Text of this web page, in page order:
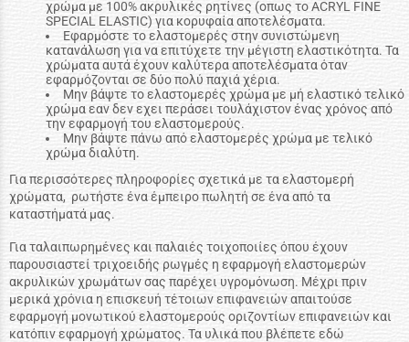
χρώμα με 100% ακρυλικές ρητίνες (οπως το ACRYL FINE
SPECIAL ELASTIC) για κορυφαία αποτελέσματα.
Εφαρμόστε το ελαστομερές στην συνιστώμενη
κατανάλωση για να επιτύχετε την μέγιστη ελαστικότητα. Τα
χρώματα αυτά έχουν καλύτερα αποτελέσματα όταν
εφαρμόζονται σε δύο πολύ παχιά χέρια.
Μην βάψτε το ελαστομερές χρώμα με μή ελαστικό τελικό
χρώμα εαν δεν εχει περάσει τουλάχιστον ένας χρόνος από
την εφαρμογή του ελαστομερούς.
Μην βάψτε πάνω από ελαστομερές χρώμα με τελικό
χρώμα διαλύτη.
Για περισσότερες πληροφορίες σχετικά με τα ελαστομερή
χρώματα, ρωτήστε ένα έμπειρο πωλητή σε ένα από τα
καταστήματά μας.
Για ταλαιπωρημένες και παλαιές τοιχοποιίες όπου έχουν
παρουσιαστεί τριχοειδής ρωγμές η εφαρμογή ελαστομερών
ακρυλικών χρωμάτων σας παρέχει υγρομόνωση. Μέχρι πριν
μερικά χρόνια η επισκευή τέτοιων επιφανειών απαιτούσε
εφαρμογή μονωτικού ελαστομερούς οριζοντίων επιφανειών και
κατόπιν εφαρμογή χρώματος. Τα υλικά που βλέπετε εδώ